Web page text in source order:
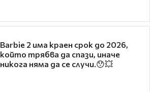
Barbie 2 има краен срок до 2026,
който трябва да спази, иначе
никога няма да се случи.😯💥